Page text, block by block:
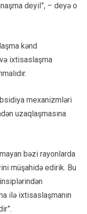
deyil”, – deyə o
kənd
ixtisaslaşma
mexanizmləri
uzaqlaşmasına
bəzi rayonlarda
müşahidə edirik. Bu
ilə ixtisaslaşmanın